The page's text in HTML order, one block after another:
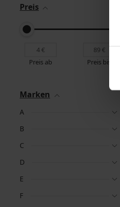
Preis
Preis ab Preis bis
Marken
A
B
C
D
E
F